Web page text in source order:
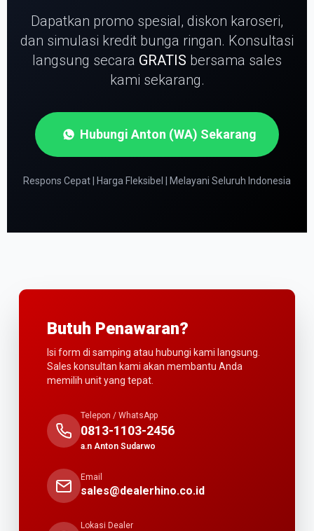
Dapatkan promo spesial, diskon karoseri,
dan simulasi kredit bunga ringan. Konsultasi
langsung secara GRATIS bersama sales
kami sekarang.
Hubungi Anton (WA) Sekarang
Respons Cepat | Harga Fleksibel | Melayani Seluruh Indonesia
Butuh Penawaran?
Isi form di samping atau hubungi kami langsung.
Sales konsultan kami akan membantu Anda
memilih unit yang tepat.
Telepon / WhatsApp
0813-1103-2456
a.n Anton Sudarwo
Email
sales@dealerhino.co.id
Lokasi Dealer